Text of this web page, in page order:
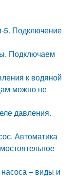
5. Подключение
Подключаем
к водяной
можно не
давления.
Автоматика
– виды и